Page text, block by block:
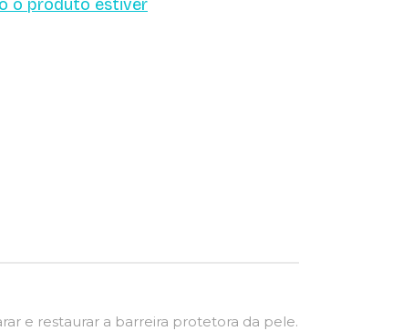
o produto estiver
e restaurar a barreira protetora da pele.